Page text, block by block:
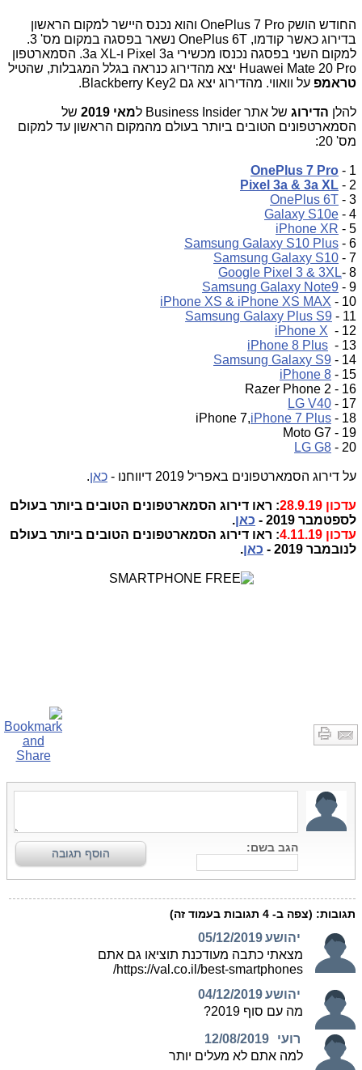
החודש הושק OnePlus 7 Pro והוא נכנס היישר למקום הראשון
בדירוג כאשר קודמו, OnePlus 6T נשאר בפסגה במקום מס' 3.
למקום השני בפסגה נכנסו מכשירי Pixel 3a ו-3a XL. הסמארטפון
Huawei Mate 20 Pro יצא מהדירוג כנראה בגלל המגבלות, שהטיל
טראמפ על וואווי. מהדירוג יצא גם Blackberry Key2.
להלן הדירוג של אתר Business Insider ל מאי 2019 של
הסמארטפונים הטובים ביותר בעולם מהמקום הראשון עד למקום
מס' 20:
1 -
OnePlus 7 Pro
2 -
Pixel 3a & 3a XL
3 -
OnePlus 6T
4 -
Galaxy S10e
5 -
iPhone XR
6 -
Samsung Galaxy S10 Plus
7 -
Samsung Galaxy S10
8 -
Google Pixel 3 & 3XL
9 -
Samsung Galaxy Note9
10 -
iPhone XS & iPhone XS MAX
11 -
Samsung Galaxy Plus S9
12 -
iPhone X
13 -
iPhone 8 Plus
14 -
Samsung Galaxy S9
15 -
iPhone 8
16 - 2 Razer Phone
17 -
LG V40
18 - iPhone 7,
iPhone 7 Plus
19 - Moto G7
20 -
LG G8
על דירוג הסמארטפונים באפריל 2019 דיווחנו - כאן.
עדכון 28.9.19
: ראו דירוג הסמארטפונים הטובים ביותר בעולם
לספטמבר 2019 -
כאן.
עדכון 4.11.19
: ראו דירוג הסמארטפונים הטובים ביותר בעולם
לנובמבר 2019 -
כאן.